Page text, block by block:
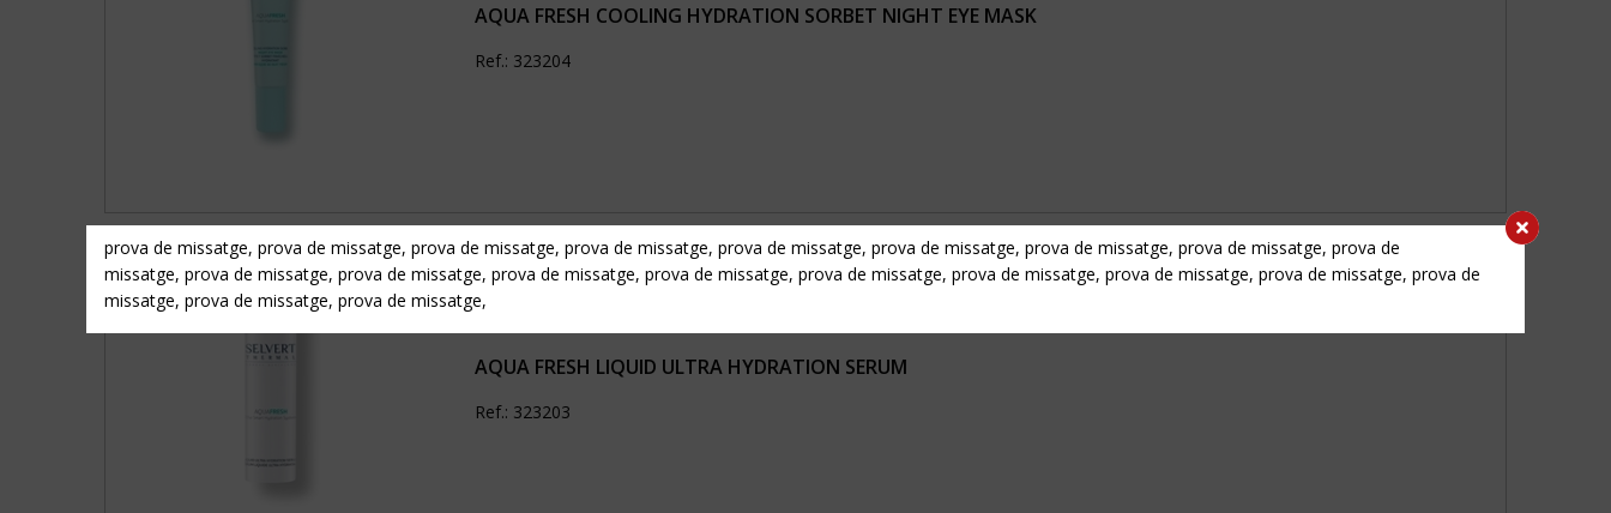
prova de missatge, prova de missatge, prova de missatge, prova de missatge, prova de missatge, prova de missatge, prova de missatge, prova de missatge, prova de
missatge, prova de missatge, prova de missatge, prova de missatge, prova de missatge, prova de missatge, prova de missatge, prova de missatge, prova de missatge, prova de
missatge, prova de missatge, prova de missatge,
AQUA FRESH COOLING HYDRATION SORBET NIGHT EYE MASK
Ref.: 323204
AQUA FRESH LIQUID ULTRA HYDRATION SERUM
Ref.: 323203